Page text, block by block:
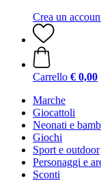
Crea un
Carrello € 0,00
Marche
Giocattoli
Neonati e
Giochi
Sport e outdoor
Personaggi e
Sconti